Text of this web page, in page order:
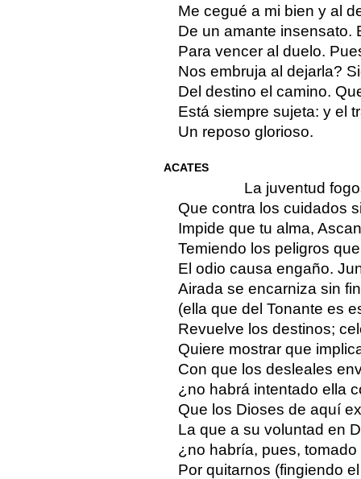
Me cegué a mi bien y al
De un amante insensato.
Para vencer al duelo.
Nos embruja al dejarla?
Del destino el camino.
Está siempre sujeta: y el
Un reposo glorioso.
ACATES
La juventud
Que contra los cuidados
Impide que tu alma,
Temiendo los peligros
El odio causa engaño.
Airada se encarniza sin
(ella que del Tonante es
Revuelve los destinos;
Quiere mostrar que
Con que los desleales
¿no habrá intentado ella
Que los Dioses de aquí
La que a su voluntad en
¿no habría, pues,
Por quitarnos (fingiendo